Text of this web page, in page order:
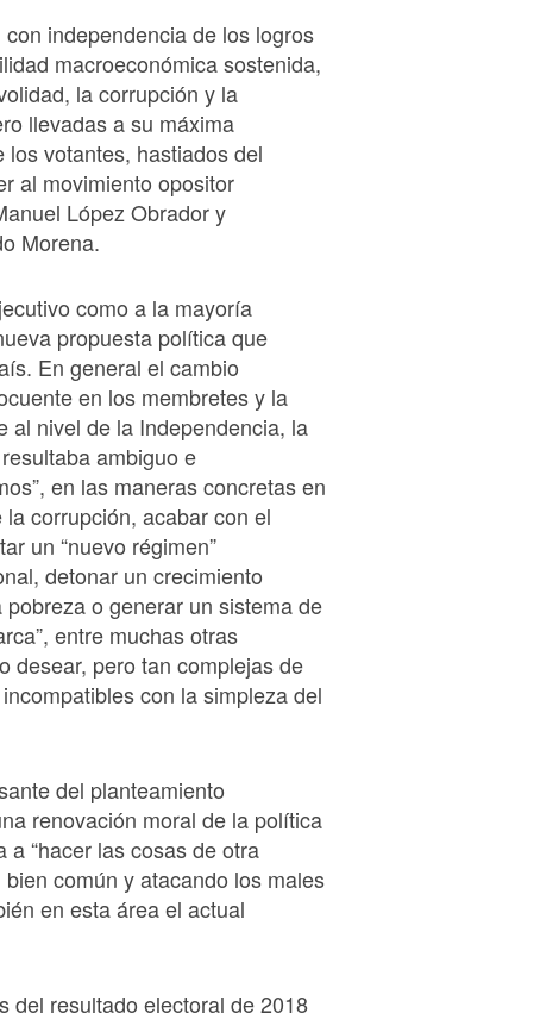
independencia de los logros
macroeconómica sostenida,
la corrupción y la
llevadas a su máxima
votantes, hastiados del
al movimiento opositor
López Obrador y
Morena.
como a la mayoría
propuesta política que
En general el cambio
en los membretes y la
al nivel de la Independencia, la
ambiguo e
en las maneras concretas en
corrupción, acabar con el
un “nuevo régimen”
detonar un crecimiento
o generar un sistema de
entre muchas otras
desear, pero tan complejas de
con la simpleza del
del planteamiento
renovación moral de la política
“hacer las cosas de otra
común y atacando los males
en esta área el actual
del resultado electoral de 2018